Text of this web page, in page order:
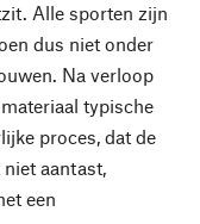
Alle sporten zijn
dus niet onder
Na verloop
typische
proces, dat de
aantast,
een